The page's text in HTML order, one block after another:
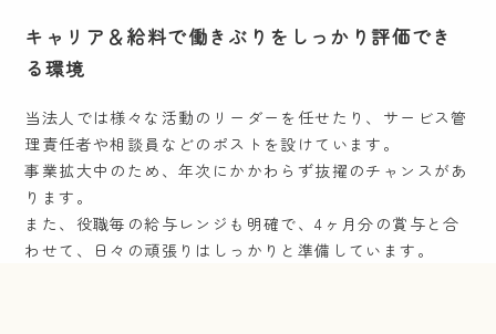
キャリア＆給料で働きぶりをしっかり評価でき
る環境
当法人では様々な活動のリーダーを任せたり、サービス管
理責任者や相談員などのポストを設けています。
事業拡大中のため、年次にかかわらず抜擢のチャンスがあ
ります。
また、役職毎の給与レンジも明確で、4ヶ月分の賞与と合
わせて、日々の頑張りはしっかりと準備しています。